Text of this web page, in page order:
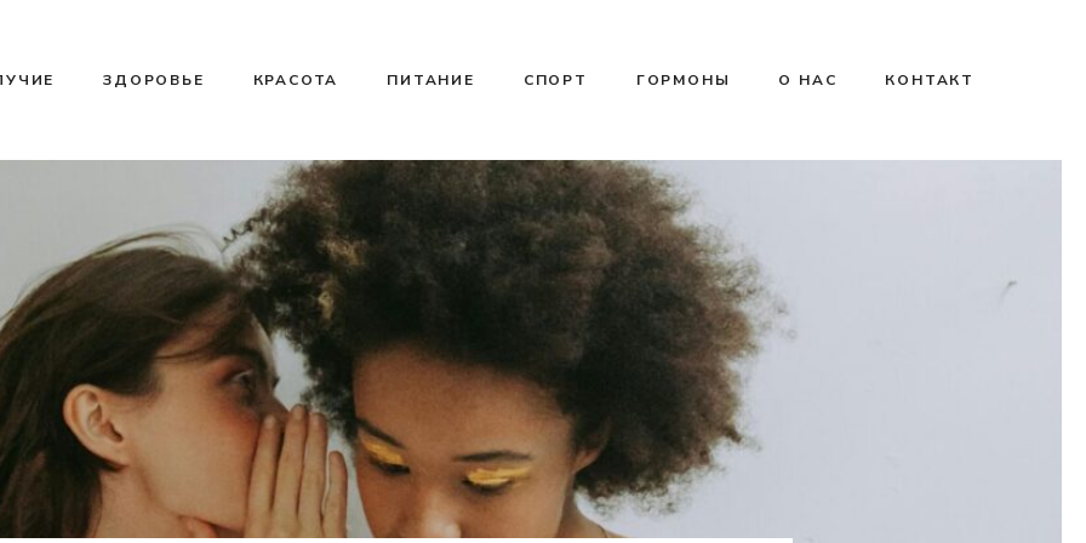
ЗДОРОВЬЕ КРАСОТА ПИТАНИЕ СПОРТ ГОРМОНЫ О НАС КОНТАКТ